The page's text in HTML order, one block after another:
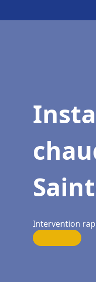
Intervention